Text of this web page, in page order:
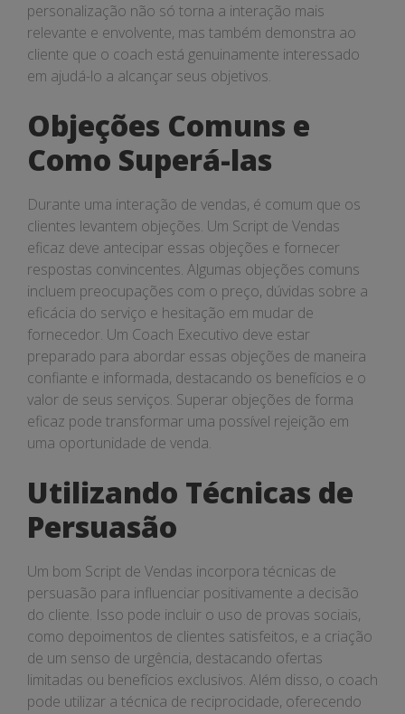
personalização não só torna a interação mais
relevante e envolvente, mas também demonstra ao
cliente que o coach está genuinamente interessado
em ajudá-lo a alcançar seus objetivos.
Objeções Comuns e
Como Superá-las
Durante uma interação de vendas, é comum que os
clientes levantem objeções. Um Script de Vendas
eficaz deve antecipar essas objeções e fornecer
respostas convincentes. Algumas objeções comuns
incluem preocupações com o preço, dúvidas sobre a
eficácia do serviço e hesitação em mudar de
fornecedor. Um Coach Executivo deve estar
preparado para abordar essas objeções de maneira
confiante e informada, destacando os benefícios e o
valor de seus serviços. Superar objeções de forma
eficaz pode transformar uma possível rejeição em
uma oportunidade de venda.
Utilizando Técnicas de
Persuasão
Um bom Script de Vendas incorpora técnicas de
persuasão para influenciar positivamente a decisão
do cliente. Isso pode incluir o uso de provas sociais,
como depoimentos de clientes satisfeitos, e a criação
de um senso de urgência, destacando ofertas
limitadas ou benefícios exclusivos. Além disso, o coach
pode utilizar a técnica de reciprocidade, oferecendo